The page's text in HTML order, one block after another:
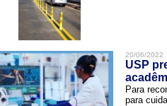
20/06/2022
USP
Para
para